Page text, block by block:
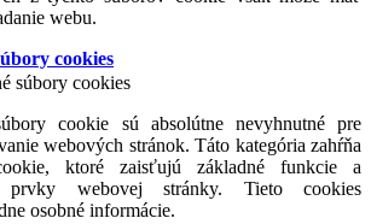
webu.
cookies
súbory cookies
cookie sú absolútne nevyhnutné pre
webových stránok. Táto kategória zahŕňa
ktoré zaisťujú základné funkcie a
prvky webovej stránky. Tieto cookies
osobné informácie.